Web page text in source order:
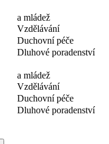
a mládež
Vzdělávání
Duchovní péče
Dluhové poradenství
a mládež
Vzdělávání
Duchovní péče
Dluhové poradenství